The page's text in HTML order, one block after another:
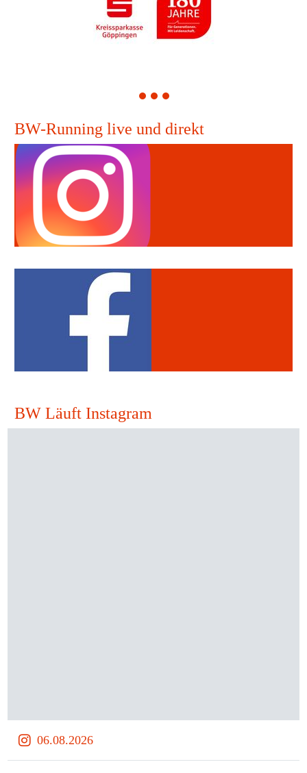
1 2 3
BW-Running live und direkt
BW Läuft Instagram
06.08.2026